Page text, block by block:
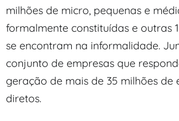
milhões de micro, pequenas e
formalmente constituídas e outras
se encontram na informalidade.
conjunto de empresas que
geração de mais de 35 milhões de
diretos.